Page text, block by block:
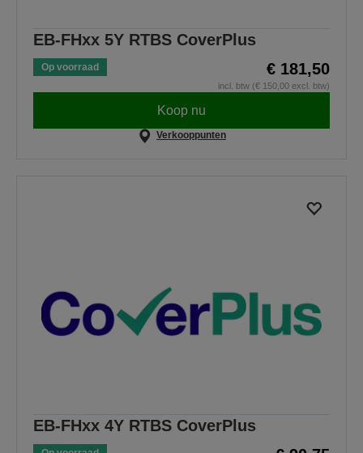
EB-FHxx 5Y RTBS CoverPlus
Op voorraad € 181,50
incl. btw (€ 150,00 excl. btw)
Koop nu
Verkooppunten
EB-FHxx 4Y RTBS CoverPlus